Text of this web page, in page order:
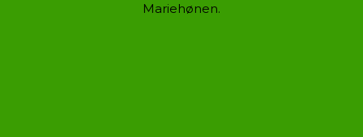
Mariehønen.​